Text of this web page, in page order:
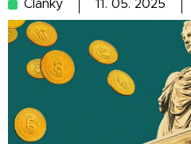
Články 11. 05. 2025